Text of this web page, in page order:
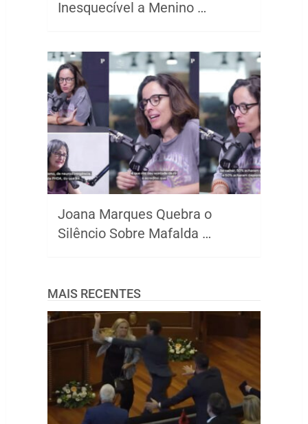
Inesquecível a Menino …
Joana Marques Quebra o
Silêncio Sobre Mafalda …
MAIS RECENTES